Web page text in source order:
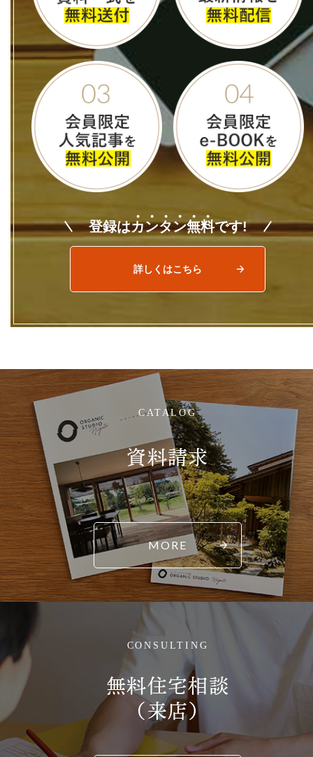
登録はカンタン無料です!
詳しくはこちら
CATALOG
資料請求
MORE
CONSULTING
無料住宅相談
（来店）